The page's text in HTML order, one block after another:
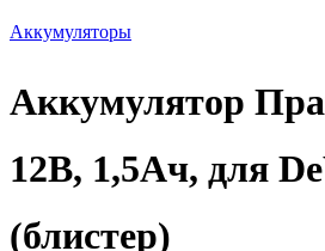
Аккумуляторы
Аккумулятор
12В, 1,5Ач, для
(блистер)